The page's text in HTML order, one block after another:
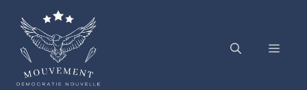
contenu
Menu